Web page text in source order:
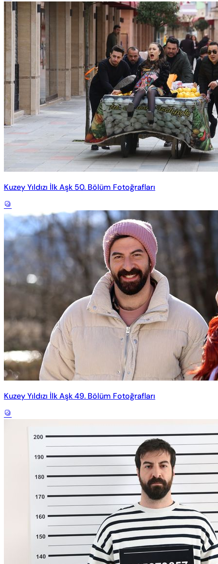
Kuzey Yıldızı İlk Aşk 50. Bölüm Fotoğrafları
Kuzey Yıldızı İlk Aşk 49. Bölüm Fotoğrafları